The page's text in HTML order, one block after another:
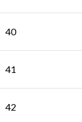
40
41
42